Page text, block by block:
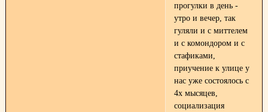
прогулки в день -
утро и вечер, так
гуляли и с миттелем
и с комондором и с
стафиками,
приучение к улице у
нас уже состоялось с
4х мысяцев,
социализация